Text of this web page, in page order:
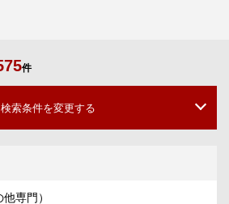
件
検索条件を変更する
専門）